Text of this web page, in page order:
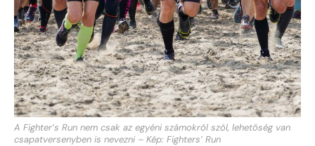
A Fighter’s Run nem csak az egyéni számokról szól, lehetőség van
csapatversenyben is nevezni – Kép: Fighters’ Run